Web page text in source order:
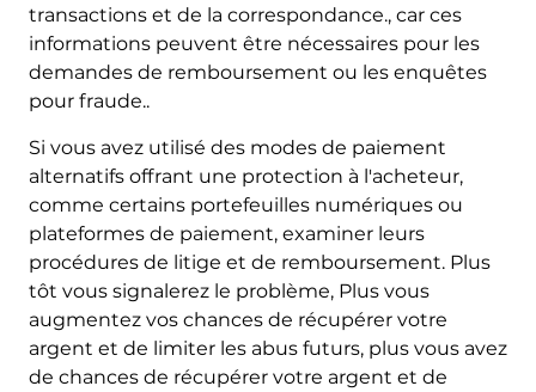
transactions et de la correspondance., car ces
informations peuvent être nécessaires pour les
demandes de remboursement ou les enquêtes
pour fraude..
Si vous avez utilisé des modes de paiement
alternatifs offrant une protection à l'acheteur,
comme certains portefeuilles numériques ou
plateformes de paiement, examiner leurs
procédures de litige et de remboursement. Plus
tôt vous signalerez le problème, Plus vous
augmentez vos chances de récupérer votre
argent et de limiter les abus futurs, plus vous avez
de chances de récupérer votre argent et de